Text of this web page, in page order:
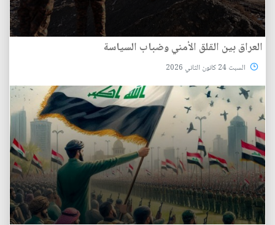
العراق بين القلق الأمني وضباب السياسة
السبت 24 كانون الثاني 2026